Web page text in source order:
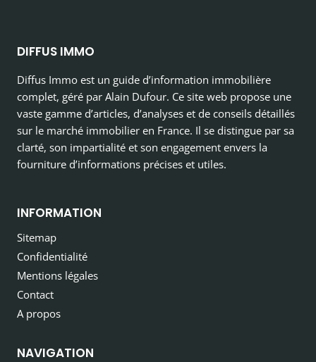
DIFFUS IMMO
Diffus Immo est un guide d’information immobilière
complet, géré par Alain Dufour. Ce site web propose une
vaste gamme d’articles, d’analyses et de conseils détaillés
sur le marché immobilier en France. Il se distingue par sa
clarté, son impartialité et son engagement envers la
fourniture d’informations précises et utiles.
INFORMATION
Sitemap
Confidentialité
Mentions légales
Contact
A propos
NAVIGATION